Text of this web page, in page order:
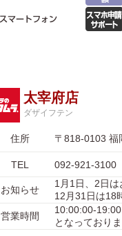
太宰府店
ダザイフテン
住所 〒818-0103 福
TEL 092-921-3100
お知らせ
1月1日、2日
12月31日は18
営業時間
10:00:00-
となっており